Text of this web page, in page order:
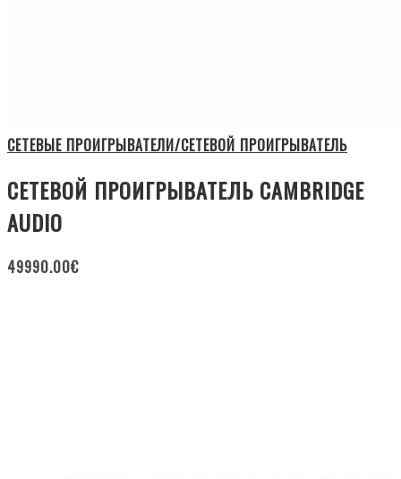
СЕТЕВЫЕ ПРОИГРЫВАТЕЛИ/СЕТЕВОЙ ПРОИГРЫВАТЕЛЬ
СЕТЕВОЙ ПРОИГРЫВАТЕЛЬ CAMBRIDGE
AUDIO
49990.00€